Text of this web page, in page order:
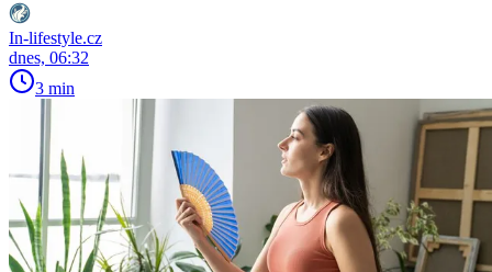
In-lifestyle.cz
dnes, 06:32
3 min